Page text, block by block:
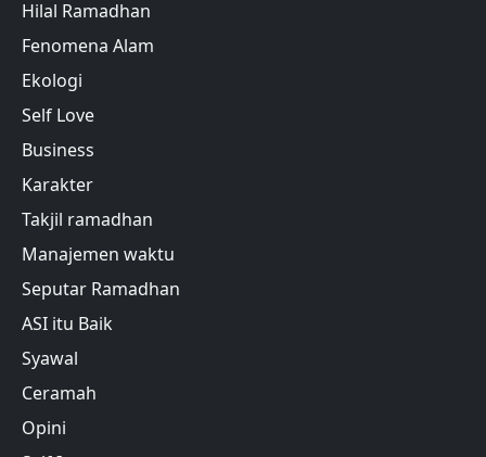
Hilal Ramadhan
Fenomena Alam
Ekologi
Self Love
Business
Karakter
Takjil ramadhan
Manajemen waktu
Seputar Ramadhan
ASI itu Baik
Syawal
Ceramah
Opini